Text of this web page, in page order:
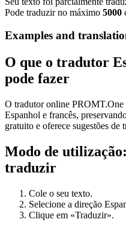
Pode traduzir no máximo 5000
Examples and
O que o tradutor
pode fazer
O tradutor online PROMT.One
Espanhol e francês,
gratuito e oferece sugestões de
Modo de
traduzir
Cole o seu texto.
Selecione a direção
Clique em «Traduzir».